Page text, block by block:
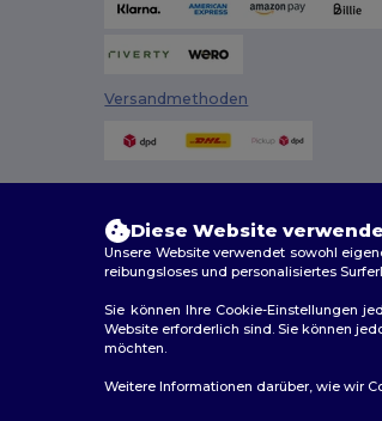
Versandmethoden
2026. Alle Rechte
Diese Website
Unsere Website verwendet sowohl
reibungsloses und personalisiertes
Sie können Ihre Cookie-Einstellungen
Website erforderlich sind. Sie können
möchten.
Weitere Informationen darüber, wie wir